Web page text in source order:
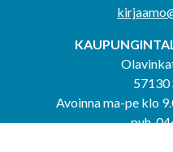
57130
Avoinna ma-pe klo
puh.